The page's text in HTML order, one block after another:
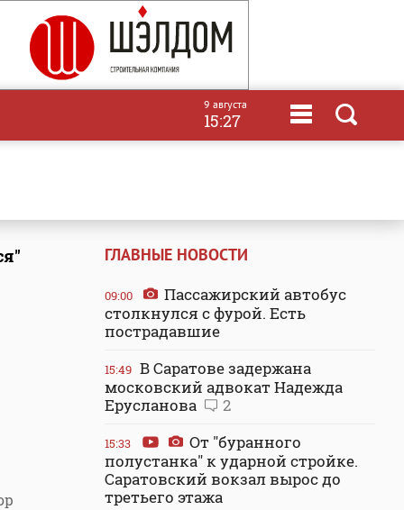
9 августа
15:27
ГЛАВНЫЕ НОВОСТИ
09:00
Пассажирский автобус
столкнулся с фурой. Есть
пострадавшие
15:49 В Саратове задержана
московский адвокат Надежда
Ерусланова
2
15:33
От "буранного
полустанка" к ударной стройке.
Саратовский вокзал вырос до
третьего этажа